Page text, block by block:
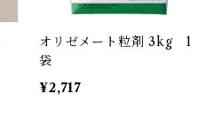
オリゼメート粒剤 3kg 1
袋
¥2,717